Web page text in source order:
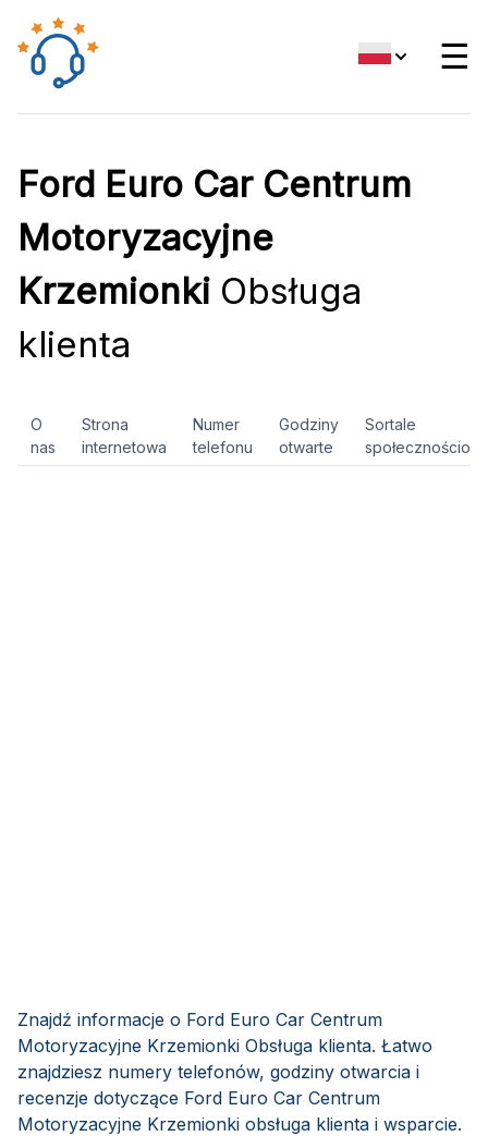
☰
Ford Euro Car Centrum
Motoryzacyjne
Krzemionki Obsługa
klienta
O
nas
Strona
internetowa
Numer
telefonu
Godziny
otwarte
Sortale
Znajdź informacje o Ford Euro Car Centrum
Motoryzacyjne Krzemionki Obsługa klienta. Łatwo
znajdziesz numery telefonów, godziny otwarcia i
recenzje dotyczące Ford Euro Car Centrum
Motoryzacyjne Krzemionki obsługa klienta i wsparcie.